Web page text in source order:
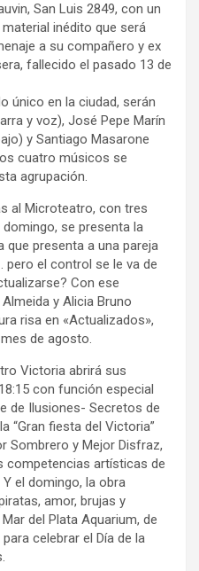
San Luis 2849, con un
inédito que será
a su compañero y ex
fallecido el pasado 13 de
único en la ciudad, serán
y voz), José Pepe Marín
y Santiago Masarone
cuatro músicos se
agrupación.
al Microteatro, con tres
se presenta la
que presenta a una pareja
pero el control se le va de
Con ese
y Alicia Bruno
risa en «Actualizados»,
de agosto.
Victoria abrirá sus
con función especial
de Ilusiones- Secretos de
“Gran fiesta del Victoria”
Sombrero y Mejor Disfraz,
competencias artísticas de
el domingo, la obra
amor, brujas y
del Plata Aquarium, de
celebrar el Día de la